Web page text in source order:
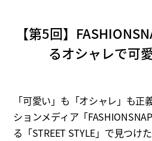
【第5回】
るオシャレで可
「可愛い」も「オシャレ」も正
ションメディア「
る「STREET STYLE」で見つけ